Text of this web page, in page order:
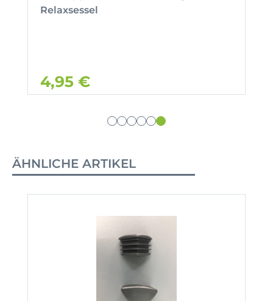
Relaxsessel
4,95 €
ÄHNLICHE ARTIKEL